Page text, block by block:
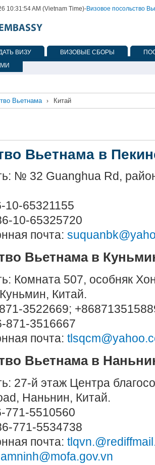
10:31:54 AM (Vietnam Time)-Визовое посольство
ВИЗУ ВИЗОВЫЕ СБОРЫ
Вьетнама › Китай
Вьетнама в
№ 32 Guanghua Rd,
10-65321155
10-65325720
почта:
Вьетнама в
Комната 507, особняк
Китай.
3522669;
871-3516667
почта:
Вьетнама в
27-й этаж Центра
Наньнин, Китай.
771-5510560
771-5534738
почта: